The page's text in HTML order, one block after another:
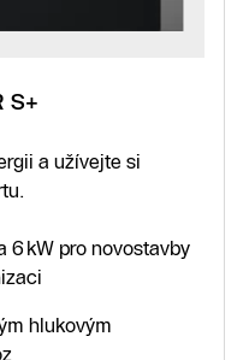
S+
a užívejte si
6 kW pro novostavby
hlukovým